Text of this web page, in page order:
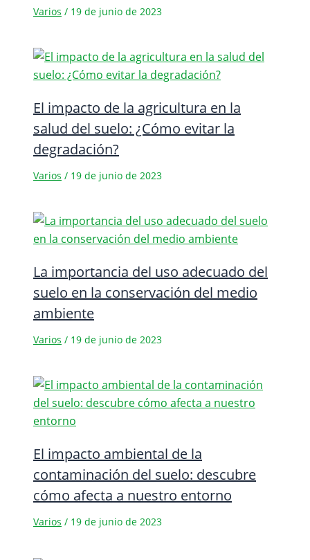
Varios / 19 de junio de 2023
El impacto de la agricultura en la
salud del suelo: ¿Cómo evitar la
degradación?
Varios / 19 de junio de 2023
La importancia del uso adecuado del
suelo en la conservación del medio
ambiente
Varios / 19 de junio de 2023
El impacto ambiental de la
contaminación del suelo: descubre
cómo afecta a nuestro entorno
Varios / 19 de junio de 2023